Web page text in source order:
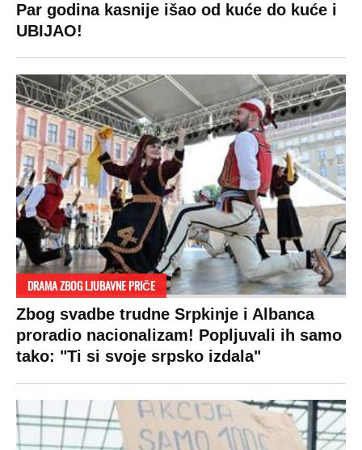
Par godina kasnije išao od kuće do kuće i
UBIJAO!
DRAMA ZBOG LJUBAVNE PRIČE
Zbog svadbe trudne Srpkinje i Albanca
proradio nacionalizam! Popljuvali ih samo
tako: "Ti si svoje srpsko izdala"